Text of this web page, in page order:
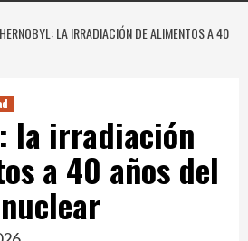
LA IRRADIACIÓN DE ALIMENTOS A 40
la irradiación
a 40 años del